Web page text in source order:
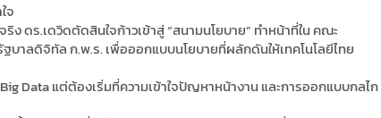
จ
ง ดร.เดวิดตัดสินใจก้าวเข้าสู่ “สนามนโยบาย” ทำหน้าที่ใน คณะ
บาลดิจิทัล ก.พ.ร. เพื่อออกแบบนโยบายที่ผลักดันให้เทคโนโลยีไทย
Data แต่ต้องเริ่มที่ความเข้าใจปัญหาหน้างาน และการออกแบบกลไก